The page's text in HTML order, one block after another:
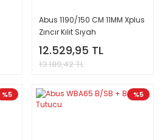
Abus 1190/150 CM 11MM Xplus
Zıncır Kılıt Sıyah
12.529,95 TL
13.189,42 TL
%5 %5